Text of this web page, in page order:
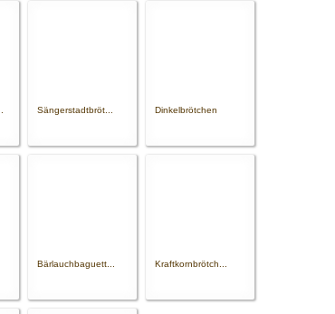
Sängerstadtbröt... Dinkelbrötchen
Bärlauchbaguett... Kraftkornbrötch...